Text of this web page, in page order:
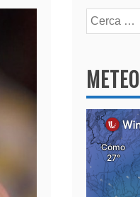
Ricerca
per:
METEO